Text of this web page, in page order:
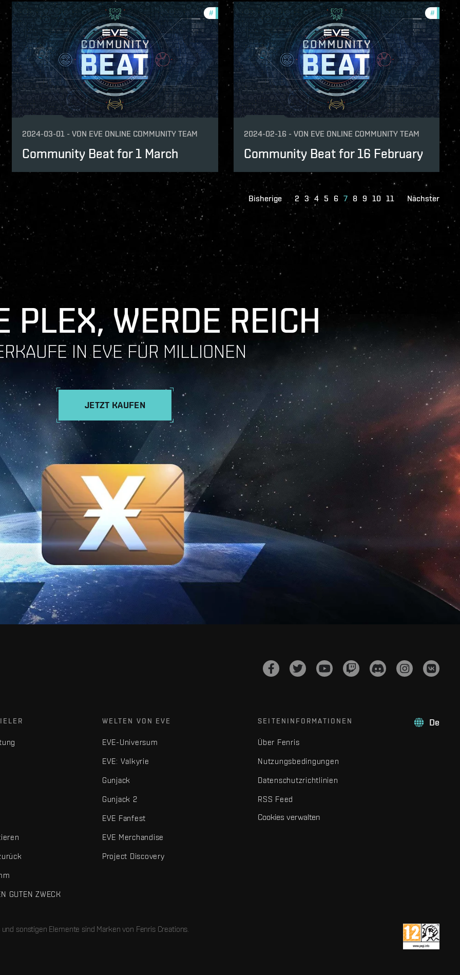
#community
2024-03-01 -VON EVE ONLINE COMMUNITY TEAM
Community Beat for 1 March
#
2024-02-16 - VON EVE ONLINE COMMUNITY TEAM
Community Beat for 16 February
Bisherige 2 3 4 5 6 7 8 9 10 11 Nächster
PLEX, WERDE REICH
IN EVE FÜR MILLIONEN
JETZT KAUFEN
De
GUTEN ZWECK
WELTEN VON EVE
EVE-Universum
EVE: Valkyrie
Gunjack
Gunjack 2
EVE Fanfest
EVE Merchandise
Project Discovery
SEITENINFORMATIONEN
Über Fenris
Nutzungsbedingungen
Datenschutzrichtlinien
RSS Feed
Cookies verwalten
sonstigen Elemente sind Marken von Fenris Creations.